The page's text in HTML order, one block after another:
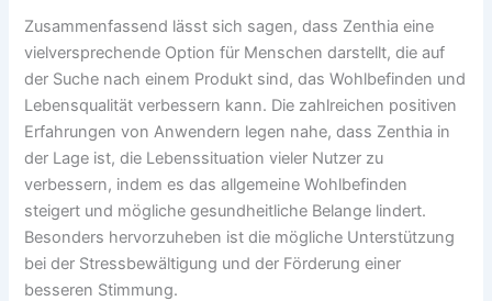
Zusammenfassend lässt sich sagen, dass Zenthia eine
vielversprechende Option für Menschen darstellt, die auf
der Suche nach einem Produkt sind, das Wohlbefinden und
Lebensqualität verbessern kann. Die zahlreichen positiven
Erfahrungen von Anwendern legen nahe, dass Zenthia in
der Lage ist, die Lebenssituation vieler Nutzer zu
verbessern, indem es das allgemeine Wohlbefinden
steigert und mögliche gesundheitliche Belange lindert.
Besonders hervorzuheben ist die mögliche Unterstützung
bei der Stressbewältigung und der Förderung einer
besseren Stimmung.